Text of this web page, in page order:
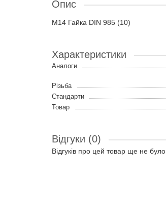
Опис
M14 Гайка DIN 985 (10)
Характеристики
Аналоги
Різьба
Стандарти
Товар
Відгуки (0)
Відгуків про цей товар ще не було.